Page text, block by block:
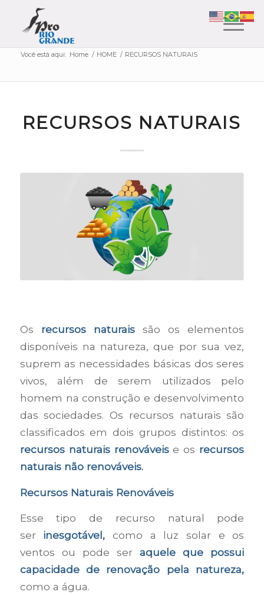
Você está aqui: Home / HOME / RECURSOS NATURAIS
RECURSOS NATURAIS
Os recursos naturaissão os elementos
disponíveis na natureza, que por sua vez,
suprem as necessidades básicas dos seres
vivos, além de serem utilizados pelo
homem na construção e desenvolvimento
das sociedades. Os recursos naturais são
classificados em dois grupos distintos: os
recursos naturais renováveise os recursos
naturais não renováveis.
Recursos Naturais Renováveis
Esse tipo de recurso natural pode
ser inesgotável, como a luz solar e os
ventos ou pode seraquele que possui
capacidade de renovação pela natureza,
como a água.